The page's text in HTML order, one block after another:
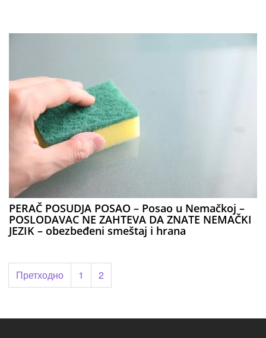
PERAČ POSUDJA POSAO – Posao u Nemačkoj –
POSLODAVAC NE ZAHTEVA DA ZNATE NEMAČKI
JEZIK – obezbeđeni smeštaj i hrana
Пагинација
чланака
Претходно 1 2